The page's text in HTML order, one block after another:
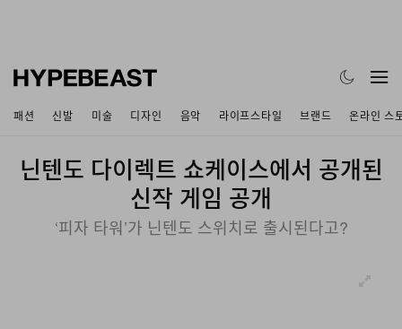
패션 신발 미술 디자인 음악 라이프스타일 브랜드 온라인 스
닌텐도 다이렉트 쇼케이스에서 공개된
신작 게임 공개
‘피자 타워’가 닌텐도 스위치로 출시된다고?